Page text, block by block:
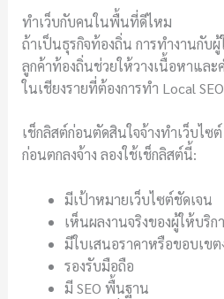
ทำเว็บกับคนในพื้นที่ดีไหม
ถ้าเป็นธุรกิจท้องถิ่น การทำงานกับ
ลูกค้าท้องถิ่นช่วยให้วางเนื้อหาและ
ในเชียงรายที่ต้องการทำ Local SEO
เช็กลิสต์ก่อนตัดสินใจจ้างทำเว็บไซต์
ก่อนตกลงจ้าง ลองใช้เช็กลิสต์นี้:
มีเป้าหมายเว็บไซต์ชัดเจน
เห็นผลงานจริงของผู้ให้บริก
มีใบเสนอราคาหรือขอบเข
รองรับมือถือ
มี SEO พื้นฐาน